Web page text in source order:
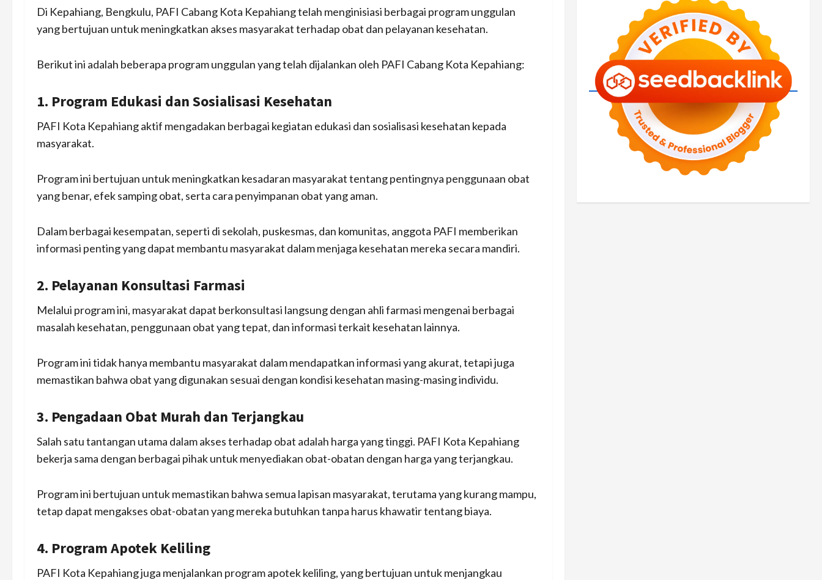
Di Kepahiang, Bengkulu, PAFI Cabang Kota Kepahiang telah menginisiasi berbagai program unggulan
yang bertujuan untuk meningkatkan akses masyarakat terhadap obat dan pelayanan kesehatan.
Berikut ini adalah beberapa program unggulan yang telah dijalankan oleh PAFI Cabang Kota Kepahiang:
1. Program Edukasi dan Sosialisasi Kesehatan
PAFI Kota Kepahiang aktif mengadakan berbagai kegiatan edukasi dan sosialisasi kesehatan kepada
masyarakat.
Program ini bertujuan untuk meningkatkan kesadaran masyarakat tentang pentingnya penggunaan obat
yang benar, efek samping obat, serta cara penyimpanan obat yang aman.
Dalam berbagai kesempatan, seperti di sekolah, puskesmas, dan komunitas, anggota PAFI memberikan
informasi penting yang dapat membantu masyarakat dalam menjaga kesehatan mereka secara mandiri.
2. Pelayanan Konsultasi Farmasi
Melalui program ini, masyarakat dapat berkonsultasi langsung dengan ahli farmasi mengenai berbagai
masalah kesehatan, penggunaan obat yang tepat, dan informasi terkait kesehatan lainnya.
Program ini tidak hanya membantu masyarakat dalam mendapatkan informasi yang akurat, tetapi juga
memastikan bahwa obat yang digunakan sesuai dengan kondisi kesehatan masing-masing individu.
3. Pengadaan Obat Murah dan Terjangkau
Salah satu tantangan utama dalam akses terhadap obat adalah harga yang tinggi. PAFI Kota Kepahiang
bekerja sama dengan berbagai pihak untuk menyediakan obat-obatan dengan harga yang terjangkau.
Program ini bertujuan untuk memastikan bahwa semua lapisan masyarakat, terutama yang kurang mampu,
tetap dapat mengakses obat-obatan yang mereka butuhkan tanpa harus khawatir tentang biaya.
4. Program Apotek Keliling
PAFI Kota Kepahiang juga menjalankan program apotek keliling, yang bertujuan untuk menjangkau